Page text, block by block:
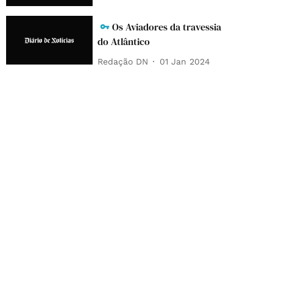
Os Aviadores da travessia
do Atlântico
Redação DN 01 Jan 2024